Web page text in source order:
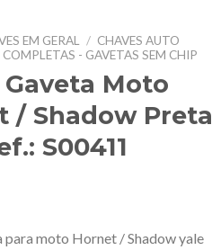
EM GERAL / CHAVES AUTO
- GAVETAS SEM CHIP
Gaveta Moto
/ Shadow Preta
S00411
para moto Hornet / Shadow yale